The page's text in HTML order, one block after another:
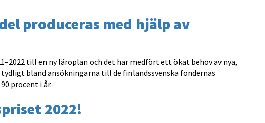
produceras med hjälp av
till en ny läroplan och det har medfört ett ökat behov av nya,
bland ansökningarna till de finlandssvenska fondernas
procent i år.
2022!